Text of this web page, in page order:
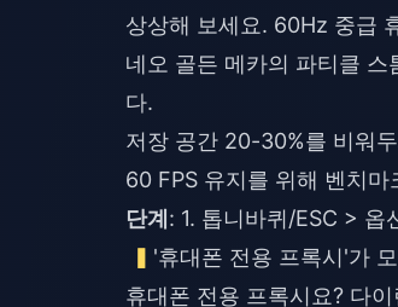
상상해 보세요. 60Hz 중급
네오 골든 메카의 파티클 스
다.
저장 공간 20-30%를 비워
60 FPS 유지를 위해 벤치
단계 : 1. 톱니바퀴/ESC >
'휴대폰 전용 프록시'가
휴대폰 전용 프록시요? 다